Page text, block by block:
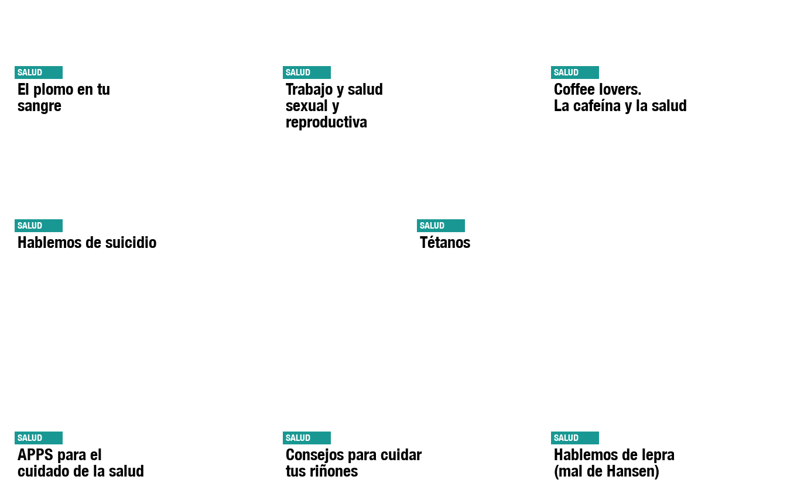
SALUD
El plomo en tu
sangre
SALUD
Trabajo y salud
sexual y
reproductiva
SALUD
Coffee lovers.
La cafeína y la salud
SALUD
Hablemos de suicidio
SALUD
Tétanos
SALUD
APPS para el
cuidado de la salud
SALUD
Consejos para cuidar
tus riñones
SALUD
Hablemos de lepra
(mal de Hansen)